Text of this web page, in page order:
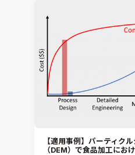
【適用事例】パーティク
（DEM）で食品加工にお